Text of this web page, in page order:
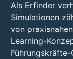
Als Erfinder
Simulationen
von
Learning-